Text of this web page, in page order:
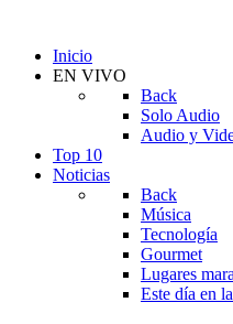
Inicio
EN VIVO
Back
Solo Audio
Audio y
Top 10
Noticias
Back
Música
Tecnología
Gourmet
Lugares
Este día en